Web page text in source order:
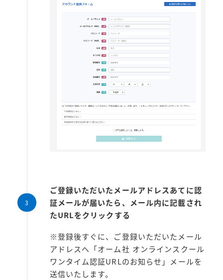
ご登録いただいたメールアドレスあてに認
証メールが届いたら、メール内に記載され
たURLをクリックする
※登録後すぐに、ご登録いただいたメール
アドレスへ「オーム社 オンラインスクール
ワンタイム認証URLのお知らせ」メールを
送信いたします。